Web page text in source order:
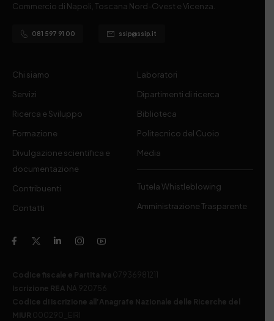
Commercio di Napoli, Toscana Nord-Ovest e Vicenza.
081 597 91 00 ssip@ssip.it
Chi siamo
Servizi
Ricerca e Sviluppo
Formazione
Divulgazione scientifica e
documentazione
Contribuenti
Contatti
Laboratori
Dipartimenti di ricerca
Biblioteca
Politecnico del Cuoio
Media
Tutela Whistleblowing
Amministrazione Trasparente
Codice fiscale e Partita Iva 07936981211
Iscrizione REA NA 920756
Codice di iscrizione all’Anagrafe Nazionale delle Ricerche del
MIUR 000290_EIRI